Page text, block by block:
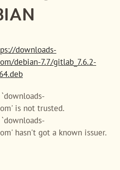
downloads-
debian-7.7/gitlab_7.6.2-
is not trusted.
hasn't got a known issuer.